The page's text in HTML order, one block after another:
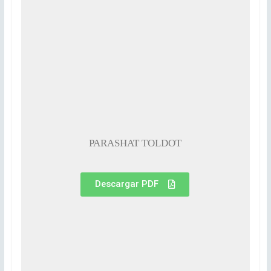
PARASHAT TOLDOT
Descargar PDF